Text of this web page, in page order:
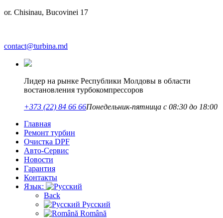
or. Chisinau, Bucovinei 17
contact@turbina.md
Лидер на рынке Республики Молдовы в области
востановления турбокомпрессоров
+373 (22) 84 66 66Понедельник-пятница с 08:30 до 18:00
Главная
Ремонт турбин
Очистка DPF
Авто-Сервис
Новости
Гарантия
Контакты
Язык:
Back
Русский
Română